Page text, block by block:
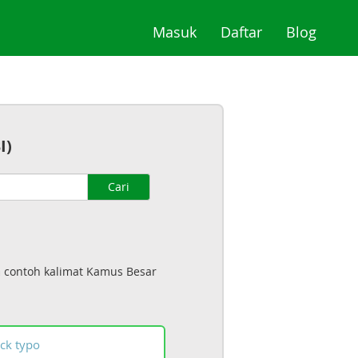
Masuk(current)
Daftar(current)
Blog
Cari
kalimat Kamus Besar
typo